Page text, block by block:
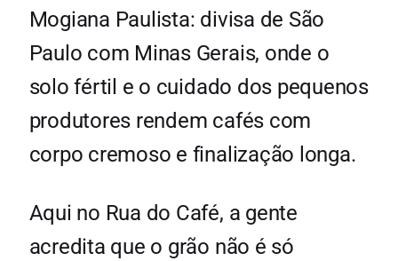
Mogiana Paulista: divisa de São
Paulo com Minas Gerais, onde o
solo fértil e o cuidado dos pequenos
produtores rendem cafés com
corpo cremoso e finalização longa.
Aqui no Rua do Café, a gente
acredita que o grão não é só